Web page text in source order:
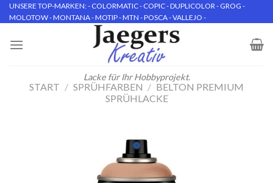
Skip
to
UNSERE TOP-MARKEN: - COLORMATIC - COPIC - DUPLICOLOR - GROG -
MOLOTOW - MONTANA - MOTIP - MTN - POSCA - VALLEJO -
Lacke für Ihr Hobbyprojekt.
START / SPRÜHFARBEN / BELTON PREMIUM
SPRÜHLACKE